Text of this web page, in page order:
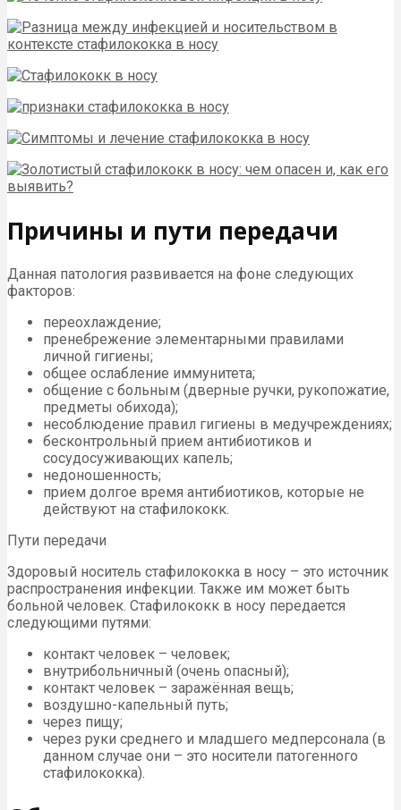
Причины и пути передачи
Данная патология развивается на фоне следующих
факторов:
переохлаждение;
пренебрежение элементарными правилами
личной гигиены;
общее ослабление иммунитета;
общение с больным (дверные ручки, рукопожатие,
предметы обихода);
несоблюдение правил гигиены в медучреждениях;
бесконтрольный прием антибиотиков и
сосудосуживающих капель;
недоношенность;
прием долгое время антибиотиков, которые не
действуют на стафилококк.
Пути передачи
Здоровый носитель стафилококка в носу – это источник
распространения инфекции. Также им может быть
больной человек. Стафилококк в носу передается
следующими путями:
контакт человек – человек;
внутрибольничный (очень опасный);
контакт человек – заражённая вещь;
воздушно-капельный путь;
через пищу;
через руки среднего и младшего медперсонала (в
данном случае они – это носители патогенного
стафилококка).